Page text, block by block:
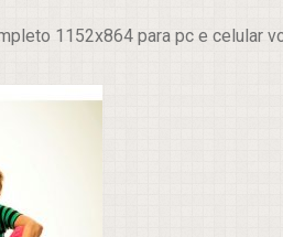
1152x864 para pc e celular